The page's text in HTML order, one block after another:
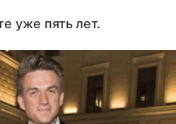
уже пять лет.